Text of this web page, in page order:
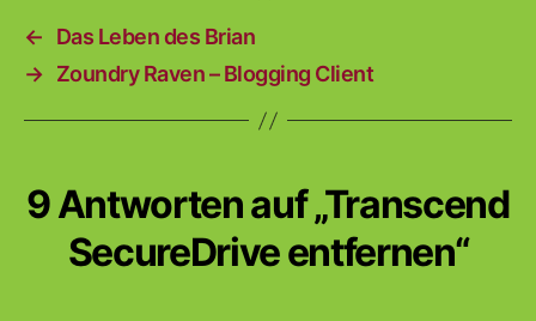
←
Das Leben des Brian
→ Zoundry Raven – Blogging Client
9 Antworten auf „Transcend
SecureDrive entfernen“